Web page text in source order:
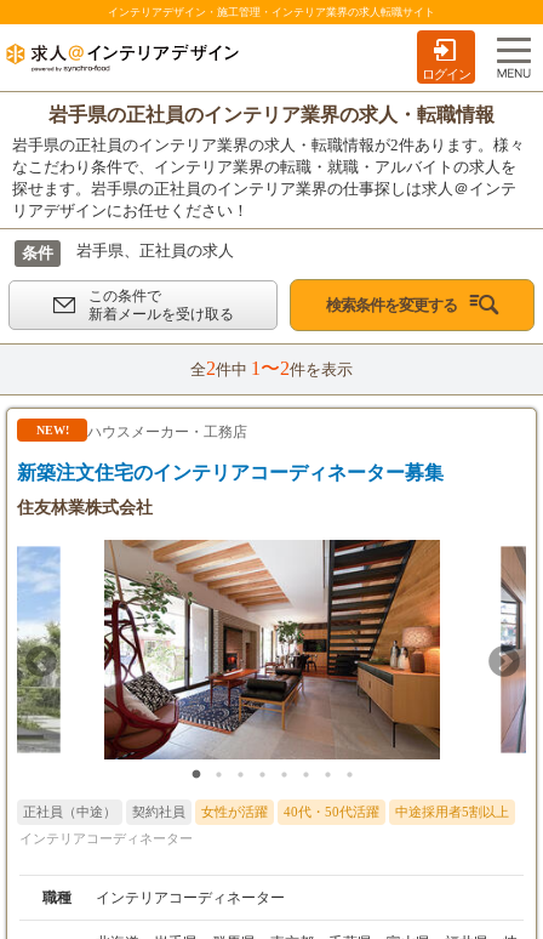
インテリアデザイン・施工管理・インテリア業界の求人転職サイト
ログイン
岩手県の正社員のインテリア業界の求人・転職情報
岩手県の正社員のインテリア業界の求人・転職情報が2件あります。様々
なこだわり条件で、インテリア業界の転職・就職・アルバイトの求人を
探せます。岩手県の正社員のインテリア業界の仕事探しは求人＠インテ
リアデザインにお任せください！
条件 岩手県、正社員の求人
この条件で
新着メールを受け取る
検索条件を変更する
全2件中 1〜2件を表示
NEW! ハウスメーカー・工務店
新築注文住宅のインテリアコーディネーター募集
住友林業株式会社
正社員（中途） 契約社員 女性が活躍 40代・50代活躍
中途採用者5割以上
インテリアコーディネーター
職種 インテリアコーディネーター